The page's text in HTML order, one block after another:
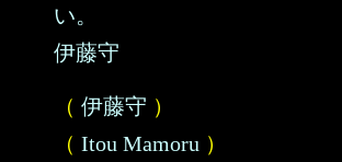
い。
伊藤守
（ 伊藤守 ）
（ Itou Mamoru ）